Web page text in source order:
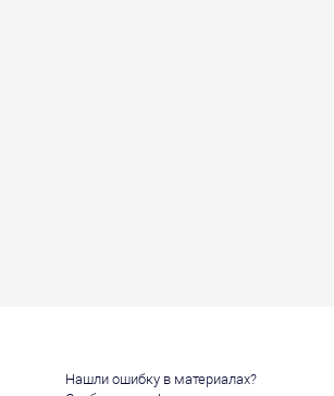
Нашли ошибку в материалах?